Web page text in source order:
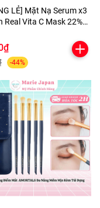
LẺ] Mặt Nạ Serum x3
Real Vita C Mask 22%
-44%